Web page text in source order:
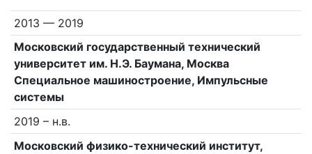
2013 — 2019
Московский государственный технический
университет им. Н.Э. Баумана, Москва
Специальное машиностроение, Импульсные
системы
2019 – н.в.
Московский физико-технический институт,